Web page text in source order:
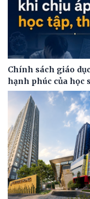
Chính sách giáo
hạnh phúc của học